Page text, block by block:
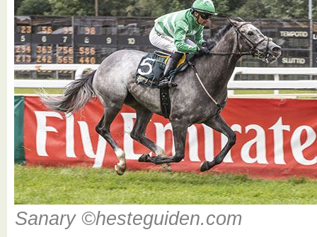
Sanary ©hesteguiden.com